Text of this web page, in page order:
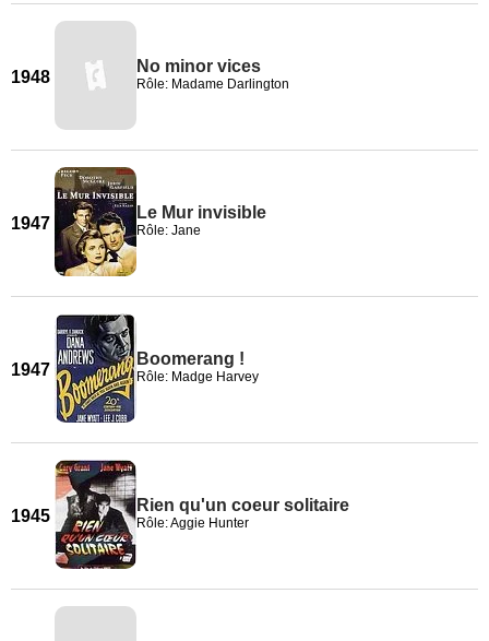
1948
No minor vices
Rôle: Madame Darlington
1947
Le Mur invisible
Rôle: Jane
1947
Boomerang !
Rôle: Madge Harvey
1945
Rien qu'un coeur solitaire
Rôle: Aggie Hunter